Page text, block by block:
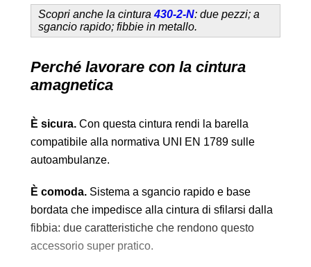
Scopri anche la cintura430-2-N: due pezzi; a
sgancio rapido; fibbie in metallo.
Perché lavorare con la cintura
amagnetica
È sicura. Con questa cintura rendi la barella
compatibile alla normativa UNI EN 1789 sulle
autoambulanze.
È comoda. Sistema a sgancio rapido e base
bordata che impedisce alla cintura di sfilarsi dalla
fibbia: due caratteristiche che rendono questo
accessorio super pratico.